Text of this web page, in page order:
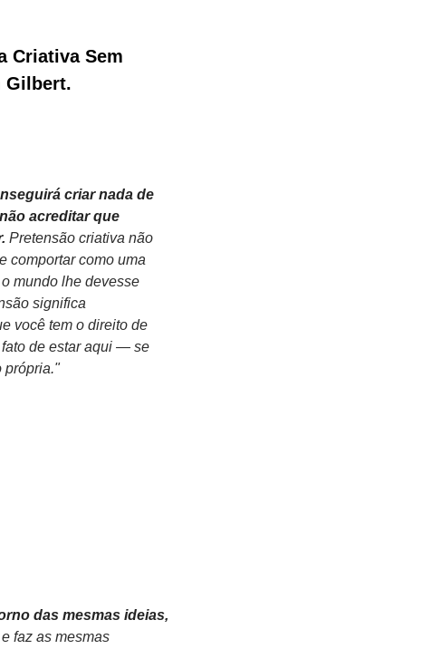
Criativa Sem
Gilbert.
criar nada de
acreditar que
Pretensão criativa não
comportar como uma
mundo lhe devesse
significa
você tem o direito de
de estar aqui — se
própria."
das mesmas ideias,
faz as mesmas